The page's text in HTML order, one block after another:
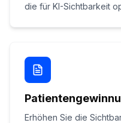
die für KI-Sichtbarkeit
Erhöhen Sie die